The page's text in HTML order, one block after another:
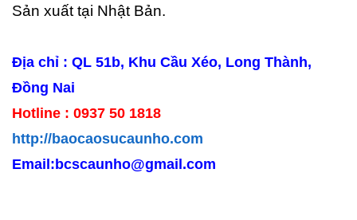
Sản xuất tại Nhật Bản.
Địa chỉ : QL 51b, Khu Cầu Xéo, Long Thành,
Đồng Nai
Hotline : 0937 50 1818
http://baocaosucaunho.com
Email:bcscaunho@gmail.com